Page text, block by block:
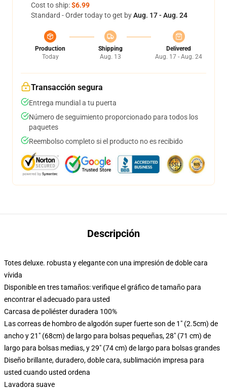
Cost to ship:$6.99
Standard - Order today to get byAug. 17 - Aug. 24
Production
Today
Shipping
Aug. 13
Delivered
Aug. 17 - Aug. 24
Transacción segura
Entrega mundial a tu puerta
Número de seguimiento proporcionado para todos los
paquetes
Reembolso completo si el producto no es recibido
Descripción
Totes deluxe. robusta y elegante con una impresión de doble cara
vívida
Disponible en tres tamaños: verifique el gráfico de tamaño para
encontrar el adecuado para usted
Carcasa de poliéster duradera 100%
Las correas de hombro de algodón super fuerte son de 1" (2.5cm) de
ancho y 21" (68cm) de largo para bolsas pequeñas, 28" (71 cm) de
largo para bolsas medias, y 29" (74 cm) de largo para bolsas grandes
Diseño brillante, duradero, doble cara, sublimación impresa para
usted cuando usted ordena
Lavadora suave